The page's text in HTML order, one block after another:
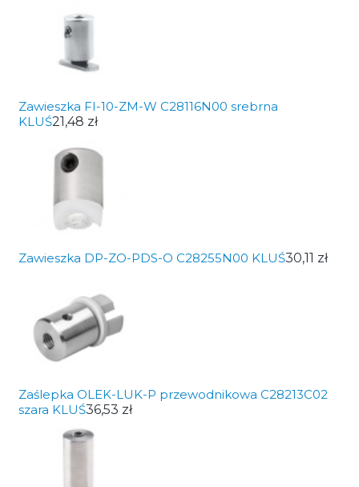
Zawieszka FI-10-ZM-W C28116N00 srebrna
KLUŚ21,48 zł
Zawieszka DP-ZO-PDS-O C28255N00 KLUŚ30,11 zł
Zaślepka OLEK-LUK-P przewodnikowa C28213C02
szara KLUŚ36,53 zł